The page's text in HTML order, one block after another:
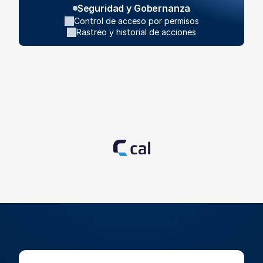
Seguridad y Gobernanza
Control de acceso por permisos
Rastreo y historial de acciones